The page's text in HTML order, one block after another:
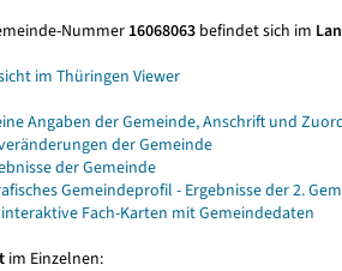
Nummer 16068063 befindet sich im
im Thüringen Viewer
Angaben der Gemeinde, Anschrift und
der Gemeinde
der Gemeinde
Gemeindeprofil - Ergebnisse der 2.
Fach-Karten mit Gemeindedaten
im Einzelnen: